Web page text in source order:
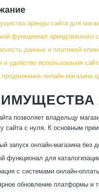
аренды сайта для
функционал арендованного
данных и платежей
и удобство использования
онлайн-магазина
позволяет владельцу
сайта с нуля. К основным
запуск онлайн-магазина без
функционал для
с системами онлайн-
обновление платформы и